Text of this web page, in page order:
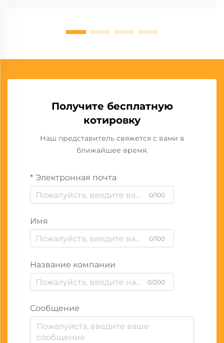
Получите бесплатную
котировку
Наш представитель свяжется с вами в
ближайшее время.
Электронная почта
0/100
Имя
0/100
Название компании
0/200
Сообщение